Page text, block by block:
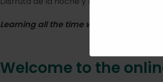
Learning all the time with
Welcome to the